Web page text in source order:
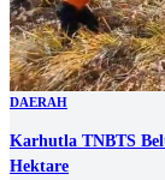
DAERAH
Karhutla TNBTS
Hektare